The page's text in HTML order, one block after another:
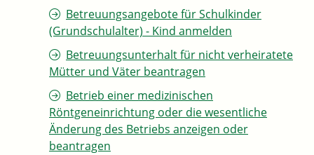
Betreuungsangebote für Schulkinder
(Grundschulalter) - Kind anmelden
Betreuungsunterhalt für nicht verheiratete
Mütter und Väter beantragen
Betrieb einer medizinischen
Röntgeneinrichtung oder die wesentliche
Änderung des Betriebs anzeigen oder
beantragen